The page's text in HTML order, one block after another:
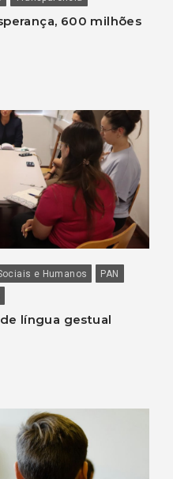
600 milhões
e Humanos
PAN
língua gestual